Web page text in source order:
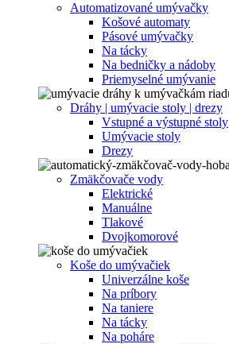
Automatizované umývačky
Košové automaty
Pásové umývačky
Na tácky
Na bedničky a nádoby
Priemyselné umývanie
Dráhy | umývacie stoly | drezy
Vstupné a výstupné stoly
Umývacie stoly
Drezy
Zmäkčovače vody
Elektrické
Manuálne
Tlakové
Dvojkomorové
Koše do umývačiek
Univerzálne koše
Na príbory
Na taniere
Na tácky
Na poháre